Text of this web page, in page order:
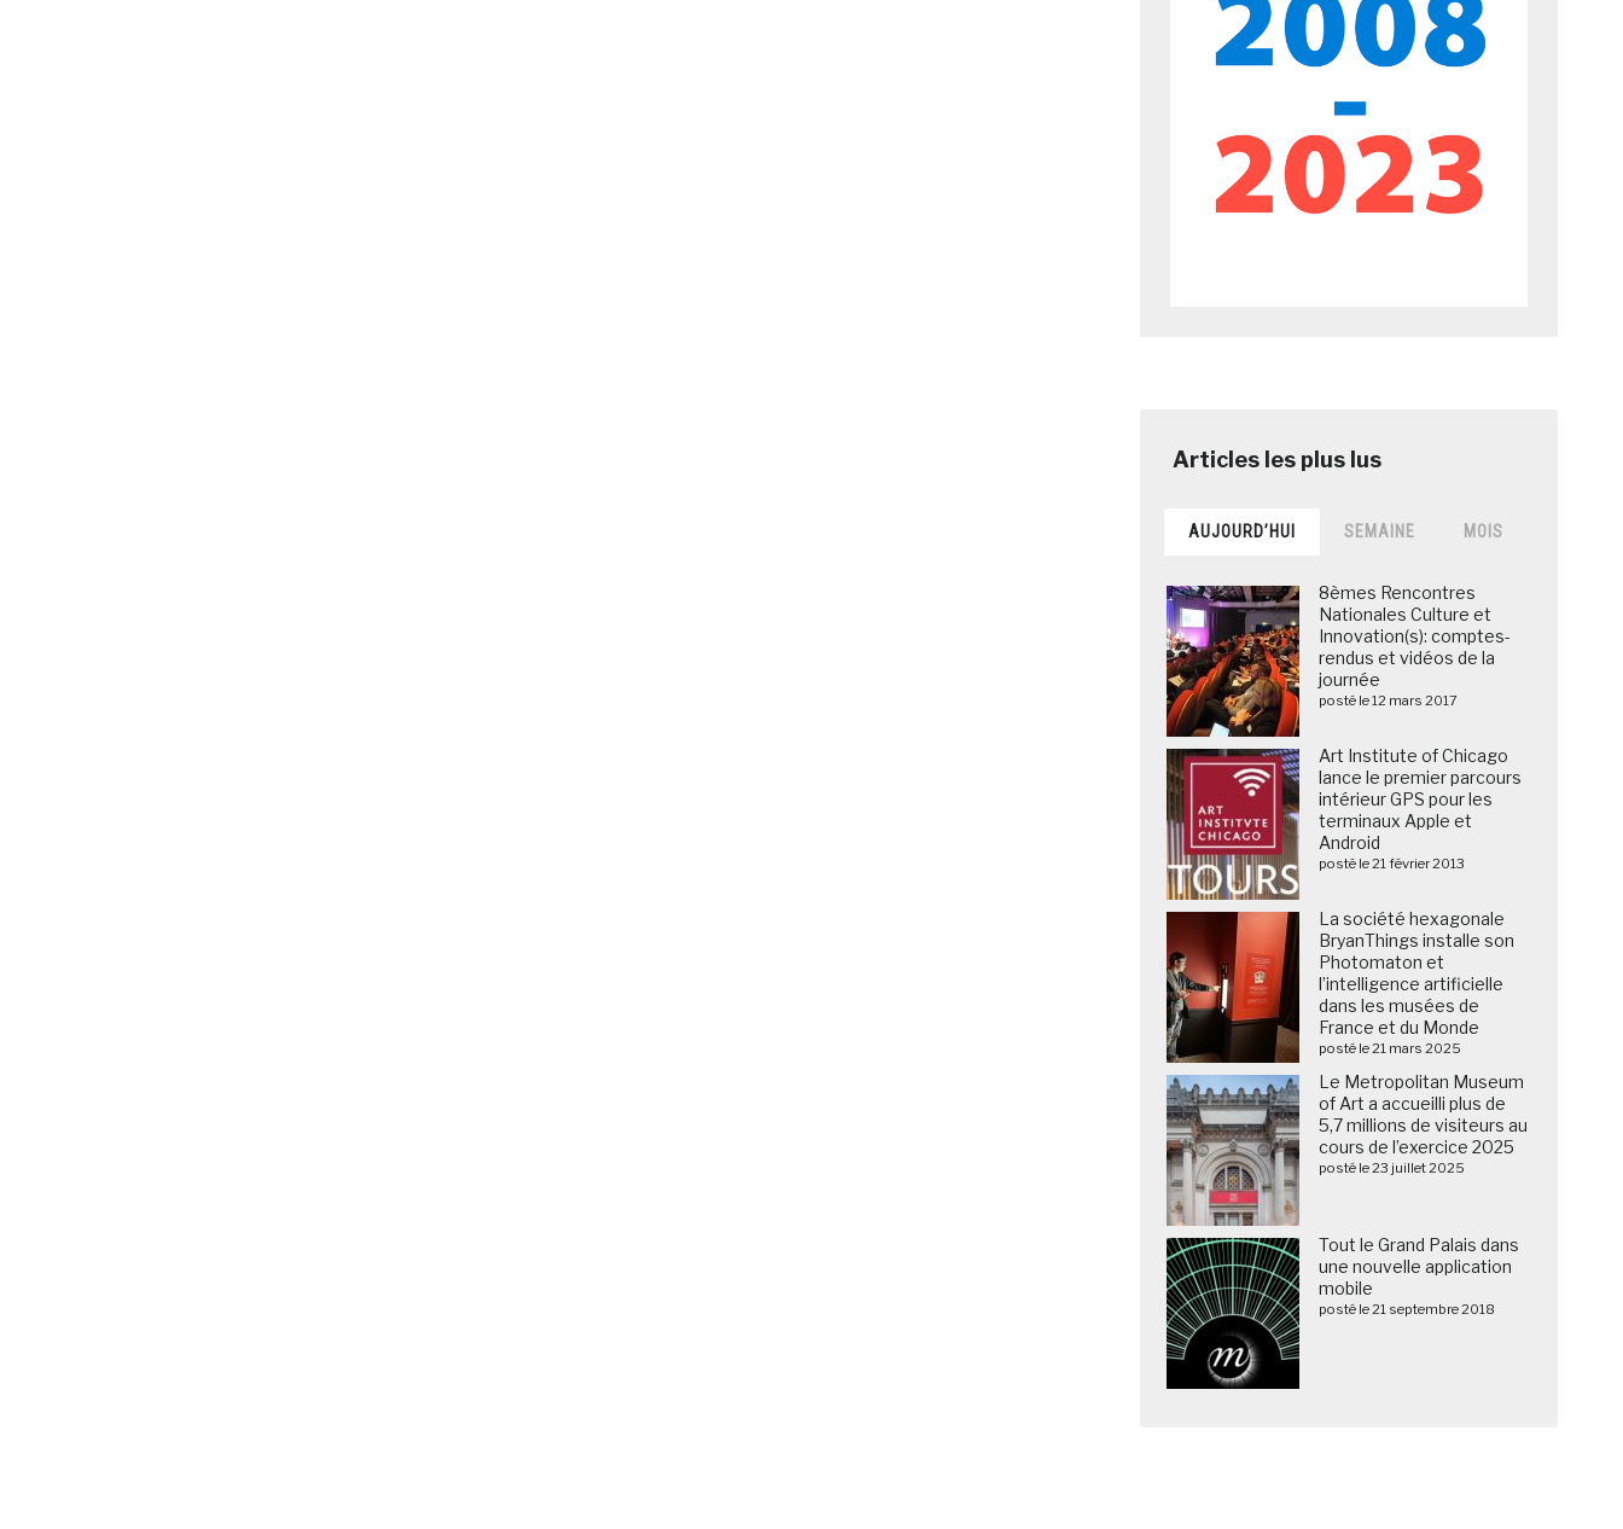
AUJOURD’HUI SEMAINE MOIS
8èmes Rencontres
Nationales Culture et
Innovation(s): comptes-
rendus et vidéos de la
journée
posté le 12 mars 2017
Art Institute of Chicago
lance le premier parcours
intérieur GPS pour les
terminaux Apple et
Android
posté le 21 février 2013
La société hexagonale
BryanThings installe son
Photomaton et
l’intelligence artificielle
dans les musées de
France et du Monde
posté le 21 mars 2025
Le Metropolitan Museum
of Art a accueilli plus de
5,7 millions de visiteurs au
cours de l’exercice 2025
posté le 23 juillet 2025
Tout le Grand Palais dans
une nouvelle application
mobile
posté le 21 septembre 2018